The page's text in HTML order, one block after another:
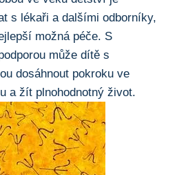
⁣s lékaři a dalšími ‍odborníky,
možná⁢ péče. S
může dítě s
dosáhnout‌ pokroku ⁤ve⁤
a žít plnohodnotný život.